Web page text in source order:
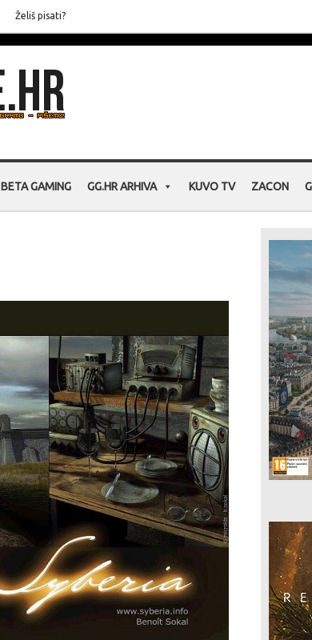
Želiš pisati?
BETA GAMING GG.HR ARHIVA KUVO TV ZACON